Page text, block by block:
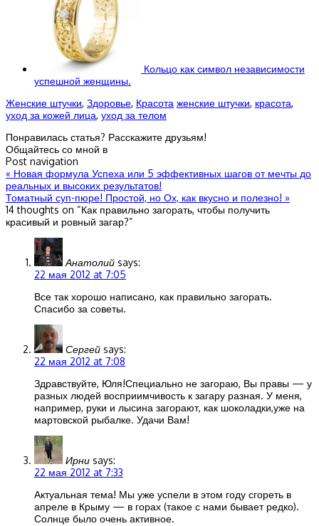
Кольцо как символ независимости
успешной женщины.
Женские штучки, Здоровье, Красота женские штучки, красота,
уход за кожей лица, уход за телом
Понравилась статья? Расскажите друзьям!
Общайтесь со мной в
Post navigation
« Новая формула Успеха или 5 эффективных шагов от мечты до
реальных и высоких результатов!
Томатный суп-пюре! Простой, но Ох, как вкусно и полезно! »
14 thoughts on “Как правильно загорать, чтобы получить
красивый и ровный загар?”
Анатолий says:
22 мая 2012 at 7:05
Все так хорошо написано, как правильно загорать.
Спасибо за советы.
Сергей says:
22 мая 2012 at 7:08
Здравствуйте, Юля!Специально не загораю, Вы правы — у
разных людей восприимчивость к загару разная. У меня,
например, руки и лысина загорают, как шоколадки,уже на
мартовской рыбалке. Удачи Вам!
Ирни says:
22 мая 2012 at 7:33
Актуальная тема! Мы уже успели в этом году сгореть в
апреле в Крыму — в горах (такое с нами бывает редко).
Солнце было очень активное.